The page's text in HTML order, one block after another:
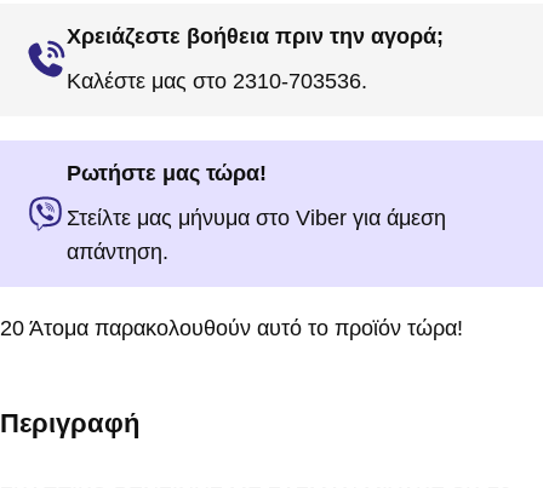
Χρειάζεστε βοήθεια πριν την αγορά;
Καλέστε μας στο 2310-703536.
Ρωτήστε μας τώρα!
Στείλτε μας μήνυμα στο Viber για άμεση
απάντηση.
20 Άτομα παρακολουθούν αυτό το προϊόν τώρα!
Περιγραφή